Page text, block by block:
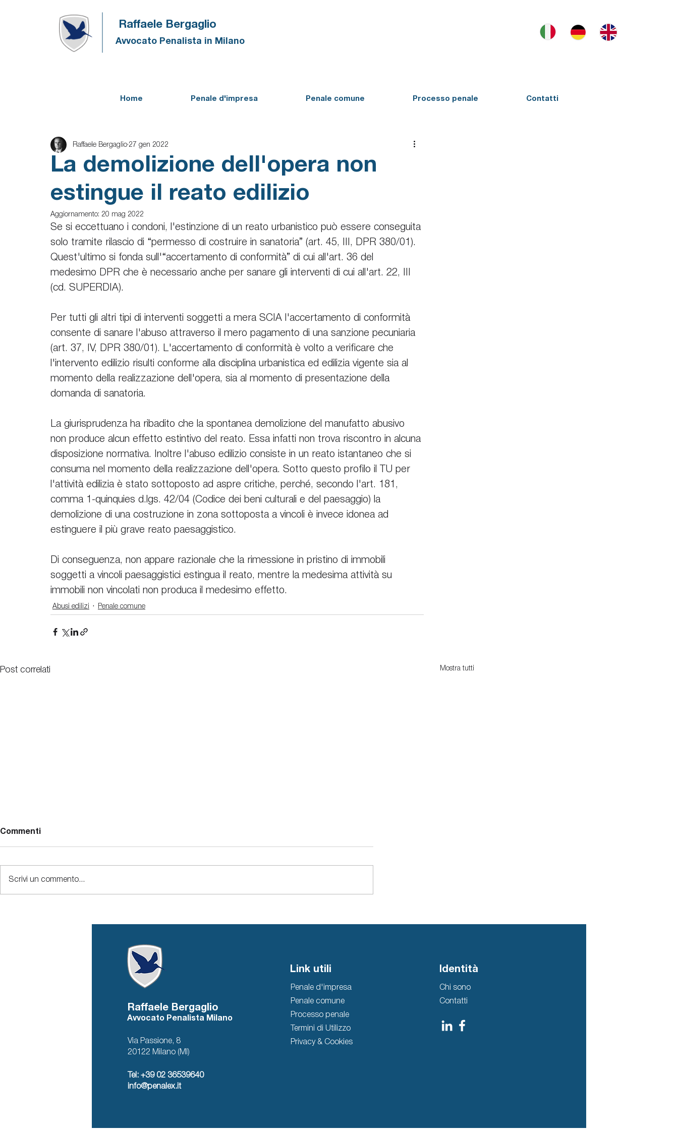
Raffaele Bergaglio
Avvocato Penalista in Milano
Home Penale d'impresa Penale comune Processo penale Contatti
La demolizione dell'opera non
estingue il reato edilizio
Raffaele Bergaglio 27 gen 2022
Aggiornamento: 20 mag 2022
Se si eccettuano i condoni, l'estinzione di un reato urbanistico può essere conseguita
solo tramite rilascio di “permesso di costruire in sanatoria” (art. 45, III, DPR 380/01).
Quest'ultimo si fonda sull'“accertamento di conformità” di cui all'art. 36 del
medesimo DPR che è necessario anche per sanare gli interventi di cui all'art. 22, III
(cd. SUPERDIA).
Per tutti gli altri tipi di interventi soggetti a mera SCIA l'accertamento di conformità
consente di sanare l'abuso attraverso il mero pagamento di una sanzione pecuniaria
(art. 37, IV, DPR 380/01). L'accertamento di conformità è volto a verificare che
l'intervento edilizio risulti conforme alla disciplina urbanistica ed edilizia vigente sia al
momento della realizzazione dell'opera, sia al momento di presentazione della
domanda di sanatoria.
La giurisprudenza ha ribadito che la spontanea demolizione del manufatto abusivo
non produce alcun effetto estintivo del reato. Essa infatti non trova riscontro in alcuna
disposizione normativa. Inoltre l'abuso edilizio consiste in un reato istantaneo che si
consuma nel momento della realizzazione dell'opera. Sotto questo profilo il TU per
l'attività edilizia è stato sottoposto ad aspre critiche, perché, secondo l'art. 181,
comma 1-quinquies d.lgs. 42/04 (Codice dei beni culturali e del paesaggio) la
demolizione di una costruzione in zona sottoposta a vincoli è invece idonea ad
estinguere il più grave reato paesaggistico.
Di conseguenza, non appare razionale che la rimessione in pristino di immobili
soggetti a vincoli paesaggistici estingua il reato, mentre la medesima attività su
immobili non vincolati non produca il medesimo effetto.
Abusi edilizi Penale comune
Post correlati Mostra tutti
Stalking: l'evento del reato
Le condotte di minaccia e
conformità a norme urbanistiche.
Commenti
Scrivi un commento...
Raffaele Bergaglio
Avvocato Penalista Milano
Via Passione, 8
20122 Milano (MI)
Tel: +39 02 36539640
info@penalex.it
Link utili
Penale d'impresa
Penale comune
Processo penale
Termini di Utilizzo
Privacy & Cookies
Identità
Chi sono
Contatti